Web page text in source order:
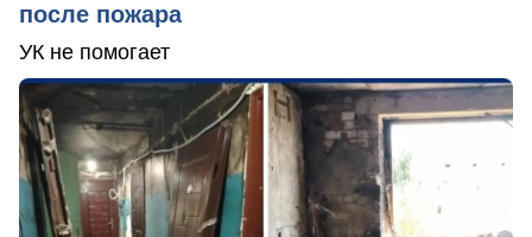
после пожара
УК не помогает